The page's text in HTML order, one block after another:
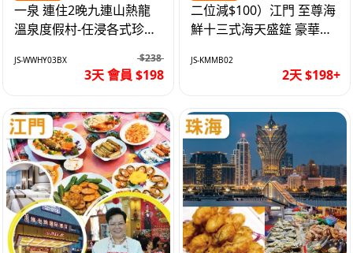
一泉 連住2晚九連山熱龍
溫泉度假村-任浸各式珍稀
JS-WWHY03BX $238
3天 會員 $198
二位減$100）江門 至尊海
鮮十三式海天盛筵 豪華三
2天
JS-KMMB02
2天 $198+